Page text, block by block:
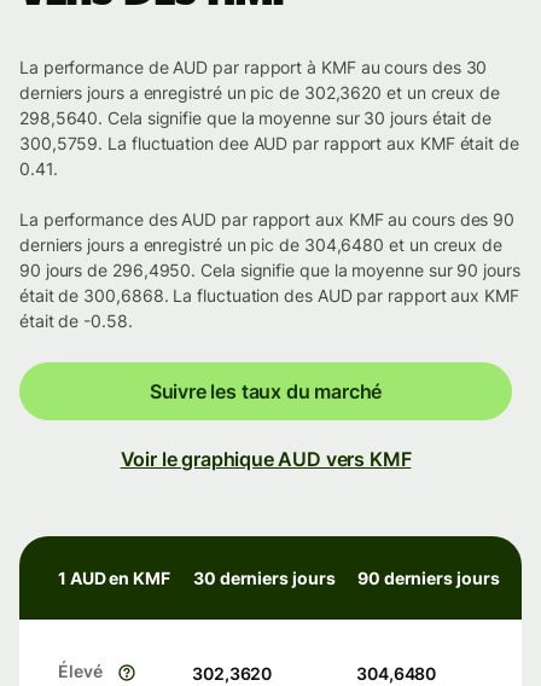
La performance de AUD par rapport à KMF au cours des 30
derniers jours a enregistré un pic de 302,3620 et un creux de
298,5640. Cela signifie que la moyenne sur 30 jours était de
300,5759. La fluctuation dee AUD par rapport aux KMF était de
0.41.
La performance des AUD par rapport aux KMF au cours des 90
derniers jours a enregistré un pic de 304,6480 et un creux de
90 jours de 296,4950. Cela signifie que la moyenne sur 90 jours
était de 300,6868. La fluctuation des AUD par rapport aux KMF
était de -0.58.
Suivre les taux du marché
Voir le graphique AUD vers KMF
1 AUD en KMF 30 derniers jours 90 derniers jours
Élevé 302,3620 304,6480